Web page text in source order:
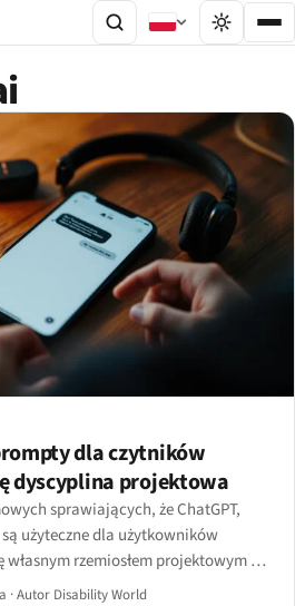
dla czytników
dyscyplina projektowa
sprawiających, że ChatGPT,
użyteczne dla użytkowników
rzemiosłem projektowym —
myślników, przekazania do AT
·Autor Disability World